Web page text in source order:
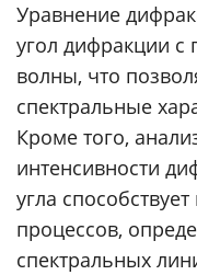
Уравнение
угол дифракции с
волны, что
спектральные
Кроме того,
интенсивности
угла
процессов,
спектральных